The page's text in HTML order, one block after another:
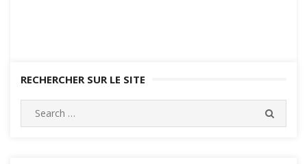
RECHERCHER SUR LE SITE
Search
for: